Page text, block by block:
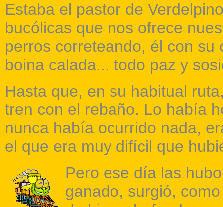
Estaba el pastor de
bucólicas que nos ofrece
perros correteando, él con
boina calada... todo paz y
Hasta que, en su habitual
tren con el rebaño. Lo había
nunca había ocurrido nada,
el que era muy difícil que
Pero ese día las
ganado, surgió,